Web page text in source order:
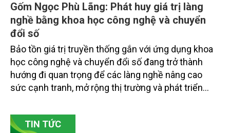
Gốm Ngọc Phù Lãng: Phát huy giá trị làng
nghề bằng khoa học công nghệ và chuyển
đổi số
Bảo tồn giá trị truyền thống gắn với ứng dụng khoa
học công nghệ và chuyển đổi số đang trở thành
hướng đi quan trọng để các làng nghề nâng cao
sức cạnh tranh, mở rộng thị trường và phát triển
Bắc Ninh, nhiều nghệ nhân và cơ sở sản xuất đã
chủ động đổi mới tư duy, đầu tư công nghệ, xây
TIN TỨC